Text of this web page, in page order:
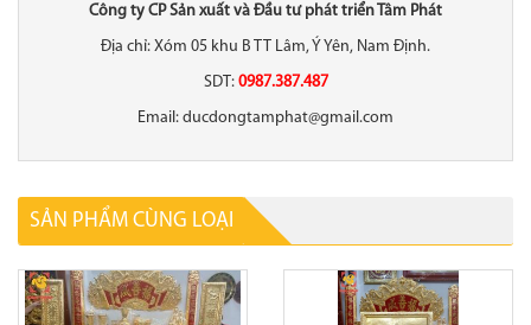
Công ty CP Sản xuất và Đầu tư phát triển Tâm Phát
Địa chỉ: Xóm 05 khu B TT Lâm, Ý Yên, Nam Định.
SDT: 0987.387.487
Email: ducdongtamphat@gmail.com
SẢN PHẨM CÙNG LOẠI